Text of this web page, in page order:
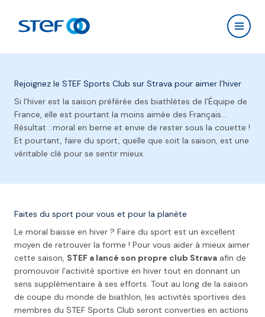
STEF - Return to the homepage
Open
Rejoignez le STEF Sports Club sur Strava pour aimer l’hiver
Si l'hiver est la saison préférée des biathlètes de l’Équipe de
France, elle est pourtant la moins aimée des Français…
Résultat : moral en berne et envie de rester sous la couette !
Et pourtant, faire du sport, quelle que soit la saison, est une
véritable clé pour se sentir mieux.
Faites du sport pour vous et pour la planète
Le moral baisse en hiver ? Faire du sport est un excellent
moyen de retrouver la forme ! Pour vous aider à mieux aimer
cette saison, STEF a lancé son propre club Strava afin de
promouvoir l’activité sportive en hiver tout en donnant un
sens supplémentaire à ses efforts. Tout au long de la saison
de coupe du monde de biathlon, les activités sportives des
membres du STEF Sports Club seront converties en actions